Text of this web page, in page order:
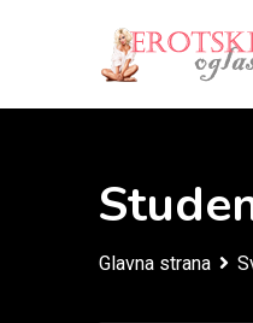
Glavna strana